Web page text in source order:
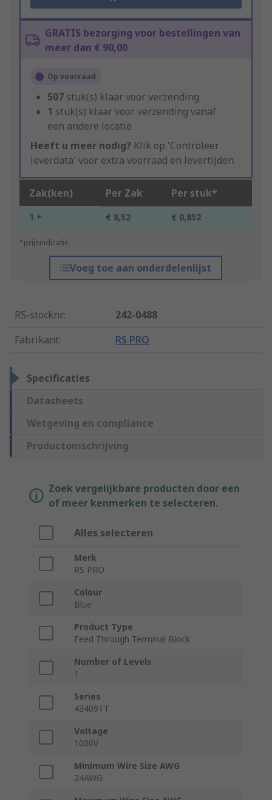
GRATIS bezorging voor bestellingen van
meer dan € 90,00
Op voorraad
507 stuk(s) klaar voor verzending
1 stuk(s) klaar voor verzending vanaf
een andere locatie
Heeft u meer nodig? Klik op 'Controleer
leverdata' voor extra voorraad en levertijden.
Zak(ken) Per Zak Per stuk*
1 + € 8,52 € 0,852
*prijsindicatie
Voeg toe aan onderdelenlijst
RS-stocknr.:
242-0488
Fabrikant: RS PRO
Specificaties
Datasheets
Wetgeving en compliance
Productomschrijving
Zoek vergelijkbare producten door een
of meer kenmerken te selecteren.
Alles selecteren
Merk
RS PRO
Colour
Blue
Product Type
Feed Through Terminal Block
Number of Levels
1
Series
43409TT
Voltage
1000V
Minimum Wire Size AWG
24AWG